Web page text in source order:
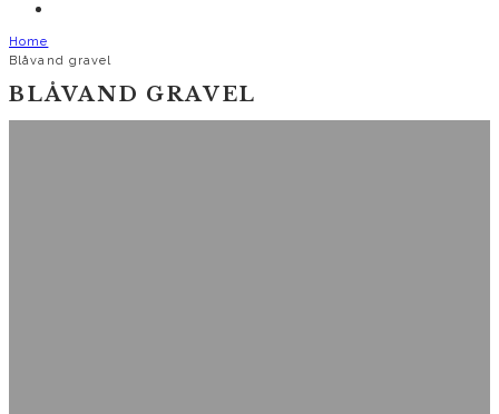
Home
Blåvand gravel
BLÅVAND GRAVEL